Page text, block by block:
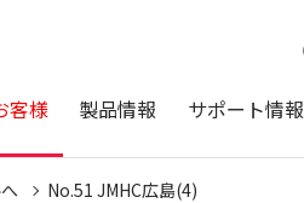
客様 製品情報 サポート情報
No.51 JMHC広島(4)